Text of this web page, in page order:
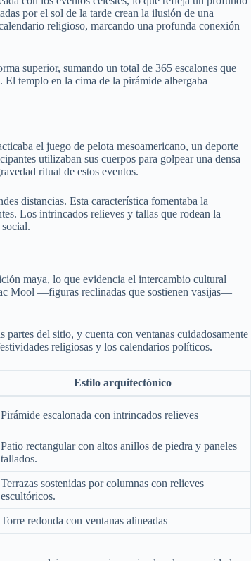
por el sol de la tarde crean la ilusión de una
religioso, marcando una profunda conexión
superior, sumando un total de 365 escalones que
templo en la cima de la pirámide albergaba
el juego de pelota mesoamericano, un deporte
utilizaban sus cuerpos para golpear una densa
ritual de estos eventos.
distancias. Esta característica fomentaba la
Los intrincados relieves y tallas que rodean la
maya, lo que evidencia el intercambio cultural
Mool —figuras reclinadas que sostienen vasijas—
del sitio, y cuenta con ventanas cuidadosamente
religiosas y los calendarios políticos.
Estilo arquitectónico
Pirámide escalonada con intrincados relieves
Patio rectangular con altos anillos de piedra y paneles
tallados.
Terrazas sostenidas por columnas con relieves
escultóricos.
Torre redonda con ventanas alineadas